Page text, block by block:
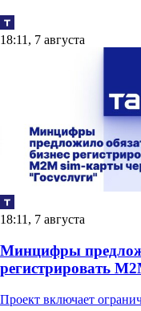
18:11, 7 августа
18:11, 7 августа
Минцифры
регистрировать
Проект включает